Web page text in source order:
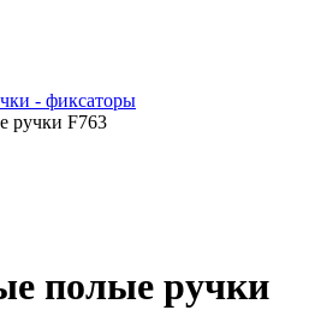
- фиксаторы
ручки F763
полые ручки